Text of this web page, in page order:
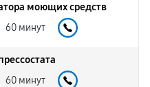
моющих средств
60 минут
60 минут